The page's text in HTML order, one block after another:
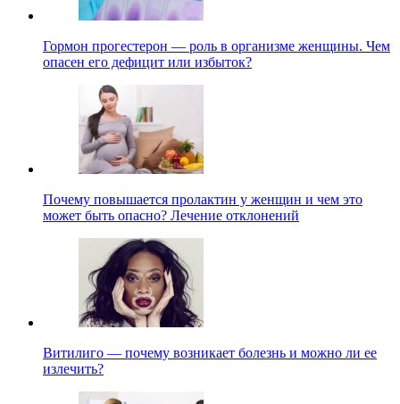
Гормон прогестерон — роль в организме женщины. Чем
опасен его дефицит или избыток?
Почему повышается пролактин у женщин и чем это
может быть опасно? Лечение отклонений
Витилиго — почему возникает болезнь и можно ли ее
излечить?